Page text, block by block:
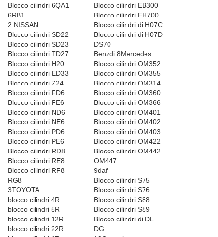
Blocco cilindri 6QA1
Blocco cilindri EB300
6RB1
Blocco cilindri EH700
2 NISSAN
Blocco cilindri di H07C
Blocco cilindri SD22
Blocco cilindri di H07D
Blocco cilindri SD23
DS70
Blocco cilindri TD27
Benzdi 8Mercedes
Blocco cilindri H20
Blocco cilindri OM352
Blocco cilindri ED33
Blocco cilindri OM355
Blocco cilindri Z24
Blocco cilindri OM314
Blocco cilindri FD6
Blocco cilindri OM360
Blocco cilindri FE6
Blocco cilindri OM366
Blocco cilindri ND6
Blocco cilindri OM401
Blocco cilindri NE6
Blocco cilindri OM402
Blocco cilindri PD6
Blocco cilindri OM403
Blocco cilindri PE6
Blocco cilindri OM422
Blocco cilindri RD8
Blocco cilindri OM442
Blocco cilindri RE8
OM447
Blocco cilindri RF8
9daf
RG8
Blocco cilindri S75
3TOYOTA
Blocco cilindri S76
blocco cilindri 4R
Blocco cilindri S88
blocco cilindri 5R
Blocco cilindri S89
blocco cilindri 12R
Blocco cilindri di DL
blocco cilindri 22R
DG